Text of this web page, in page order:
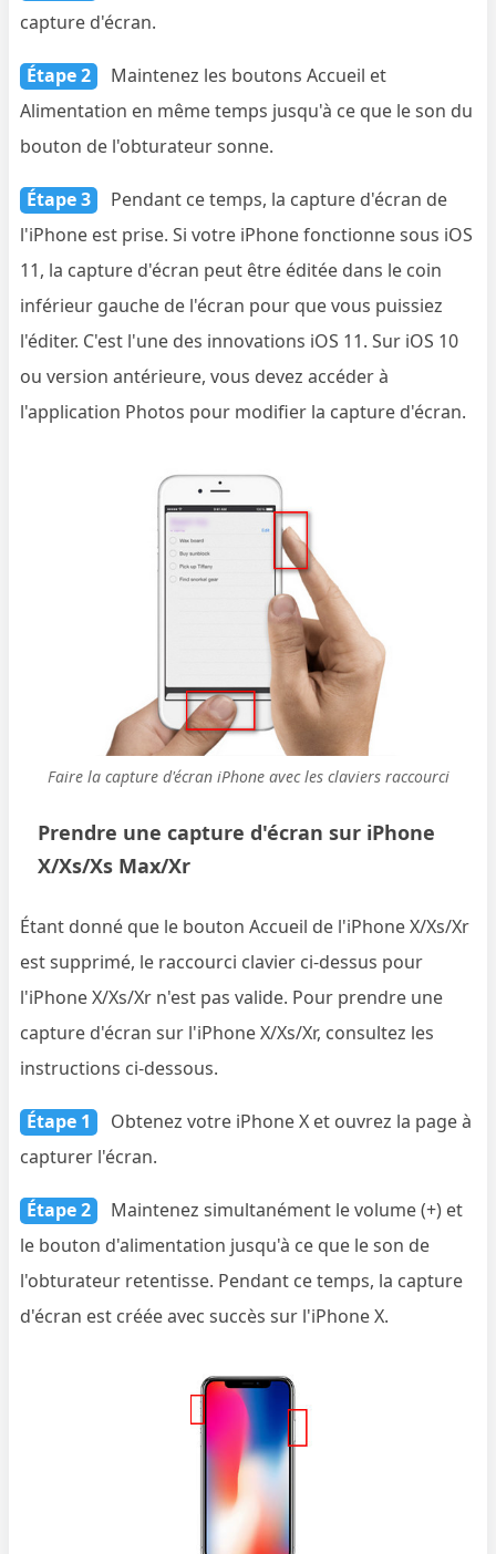
capture d'écran.
Étape 2
Maintenez les boutons Accueil et
Alimentation en même temps jusqu'à ce que le son du
bouton de l'obturateur sonne.
Étape 3
Pendant ce temps, la capture d'écran de
l'iPhone est prise. Si votre iPhone fonctionne sous iOS
11, la capture d'écran peut être éditée dans le coin
inférieur gauche de l'écran pour que vous puissiez
l'éditer. C'est l'une des innovations iOS 11. Sur iOS 10
ou version antérieure, vous devez accéder à
l'application Photos pour modifier la capture d'écran.
Faire la capture d'écran iPhone avec les claviers raccourci
Prendre une capture d'écran sur iPhone
X/Xs/Xs Max/Xr
Étant donné que le bouton Accueil de l'iPhone X/Xs/Xr
est supprimé, le raccourci clavier ci-dessus pour
l'iPhone X/Xs/Xr n'est pas valide. Pour prendre une
capture d'écran sur l'iPhone X/Xs/Xr, consultez les
instructions ci-dessous.
Étape 1
Obtenez votre iPhone X et ouvrez la page à
capturer l'écran.
Étape 2
Maintenez simultanément le volume (+) et
le bouton d'alimentation jusqu'à ce que le son de
l'obturateur retentisse. Pendant ce temps, la capture
d'écran est créée avec succès sur l'iPhone X.